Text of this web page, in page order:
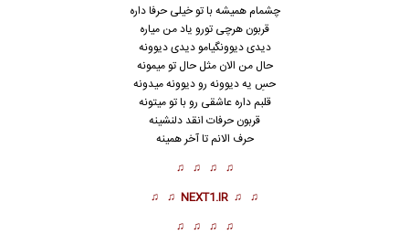
چشمام همیشه با تو خیلی حرفا داره
قربون هرچی تورو یاد من میاره
دیدی دیوونگیامو دیدی دیوونه
حال من الان مثل حال تو میمونه
حسِ یه دیوونه رو دیوونه میدونه
قلبم داره عاشقی رو با تو میتونه
قربون حرفات انقد دلنشینه
حرف الانم تا آخر همینه
♫ ♫ ♫ ♫
♫ ♫
NEXT1.IR
♫ ♫
♫ ♫ ♫ ♫